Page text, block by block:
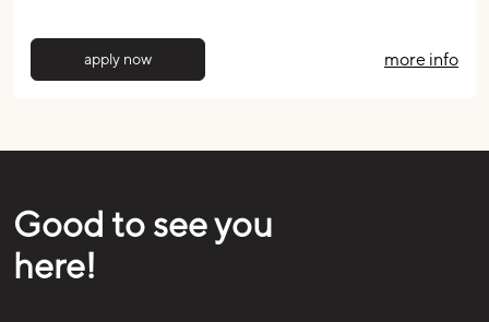
apply now more info
Good to see you
here!